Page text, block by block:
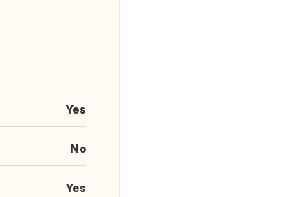
Yes
No
Yes